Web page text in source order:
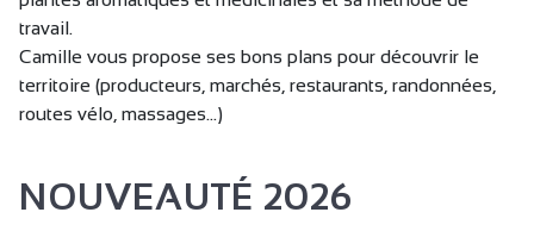
travail.
Camille vous propose ses bons plans pour découvrir le
territoire (producteurs, marchés, restaurants, randonnées,
routes vélo, massages...)
NOUVEAUTÉ 2026